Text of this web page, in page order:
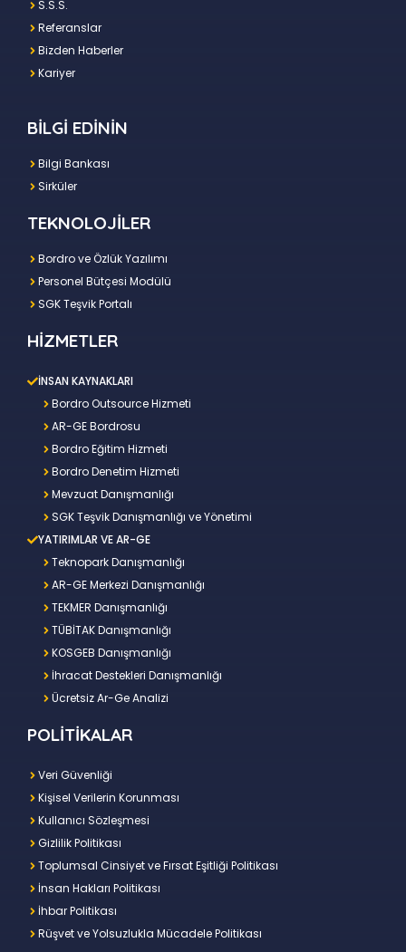
S.S.S.
Referanslar
Bizden Haberler
Kariyer
BİLGİ EDİNİN
Bilgi Bankası
Sirküler
TEKNOLOJİLER
Bordro ve Özlük Yazılımı
Personel Bütçesi Modülü
SGK Teşvik Portalı
HİZMETLER
İNSAN KAYNAKLARI
Bordro Outsource Hizmeti
AR-GE Bordrosu
Bordro Eğitim Hizmeti
Bordro Denetim Hizmeti
Mevzuat Danışmanlığı
SGK Teşvik Danışmanlığı ve Yönetimi
YATIRIMLAR VE AR-GE
Teknopark Danışmanlığı
AR-GE Merkezi Danışmanlığı
TEKMER Danışmanlığı
TÜBİTAK Danışmanlığı
KOSGEB Danışmanlığı
İhracat Destekleri Danışmanlığı
Ücretsiz Ar-Ge Analizi
POLİTİKALAR
Veri Güvenliği
Kişisel Verilerin Korunması
Kullanıcı Sözleşmesi
Gizlilik Politikası
Toplumsal Cinsiyet ve Fırsat Eşitliği Politikası
İnsan Hakları Politikası
İhbar Politikası
Rüşvet ve Yolsuzlukla Mücadele Politikası